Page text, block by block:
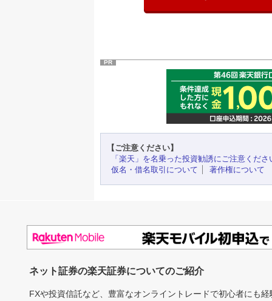
PR
【ご注意ください】
「楽天」を名乗った投資勧誘にご注意くださ
仮名・借名取引について
著作権について
ネット証券の楽天証券についてのご紹介
FXや投資信託など、豊富なオンライントレードで初心者にも